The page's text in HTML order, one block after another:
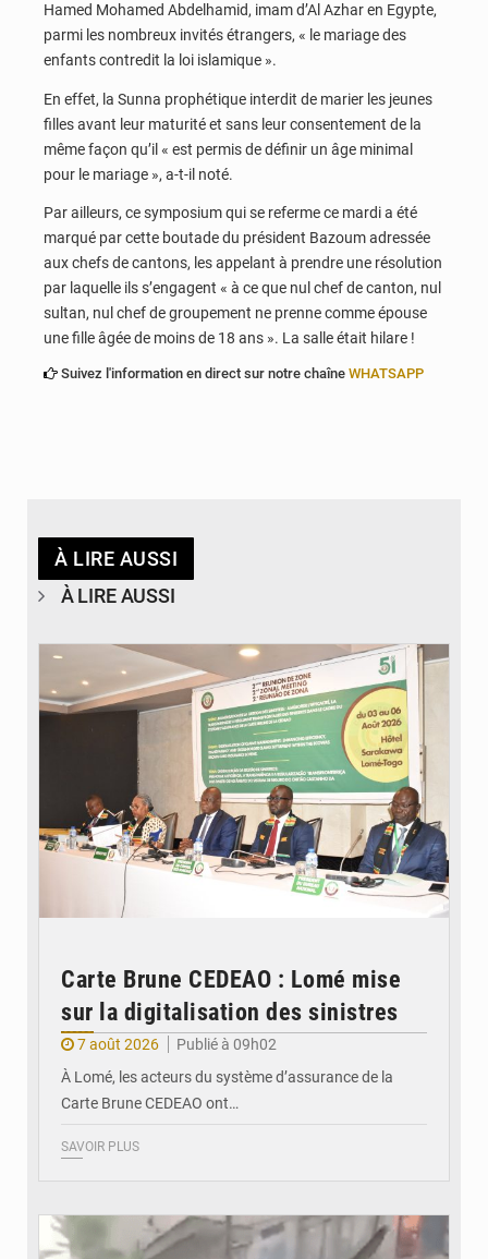
Hamed Mohamed Abdelhamid, imam d’Al Azhar en Egypte,
parmi les nombreux invités étrangers, « le mariage des
enfants contredit la loi islamique ».
En effet, la Sunna prophétique interdit de marier les jeunes
filles avant leur maturité et sans leur consentement de la
même façon qu’il « est permis de définir un âge minimal
pour le mariage », a-t-il noté.
Par ailleurs, ce symposium qui se referme ce mardi a été
marqué par cette boutade du président Bazoum adressée
aux chefs de cantons, les appelant à prendre une résolution
par laquelle ils s’engagent « à ce que nul chef de canton, nul
sultan, nul chef de groupement ne prenne comme épouse
une fille âgée de moins de 18 ans ». La salle était hilare !
Suivez l'information en direct sur notre chaîne WHATSAPP
À LIRE AUSSI
À LIRE AUSSI
Carte Brune CEDEAO : Lomé mise
sur la digitalisation des sinistres
7 août 2026
Publié à 09h02
À Lomé, les acteurs du système d’assurance de la
Carte Brune CEDEAO ont…
SAVOIR PLUS